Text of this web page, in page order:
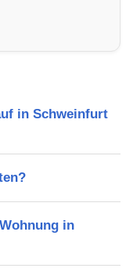
Schweinfurt:
Schulen,
in Schweinfurt
in